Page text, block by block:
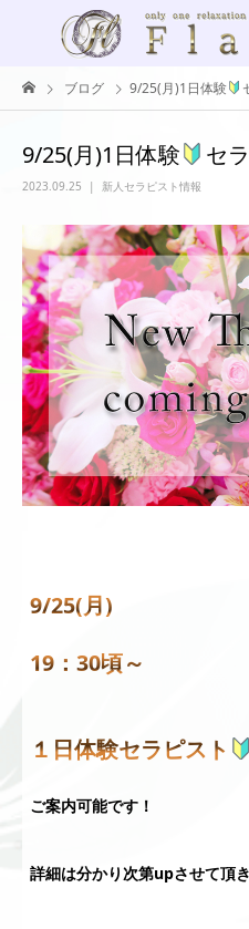
ブログ 9/25(月)1日体験
9/25(月)1日体験 セ
2023.09.25 新人セラピスト情報
9/25(月)
19：30頃～
１日体験セラピスト
ご案内可能です！
詳細は分かり次第upさせて頂